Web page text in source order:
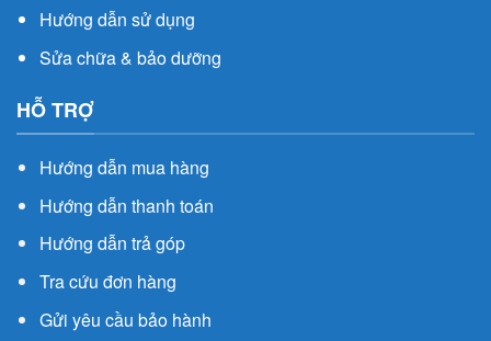
Hướng dẫn sử dụng
Sửa chữa & bảo dưỡng
HỖ TRỢ
Hướng dẫn mua hàng
Hướng dẫn thanh toán
Hướng dẫn trả góp
Tra cứu đơn hàng
Gửi yêu cầu bảo hành